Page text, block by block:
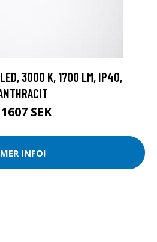
3000 K, 1700 LM, IP40,
SEK
MER INFO!